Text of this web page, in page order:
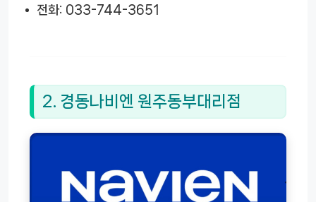
전화: 033-744-3651
2. 경동나비엔 원주동부대리점